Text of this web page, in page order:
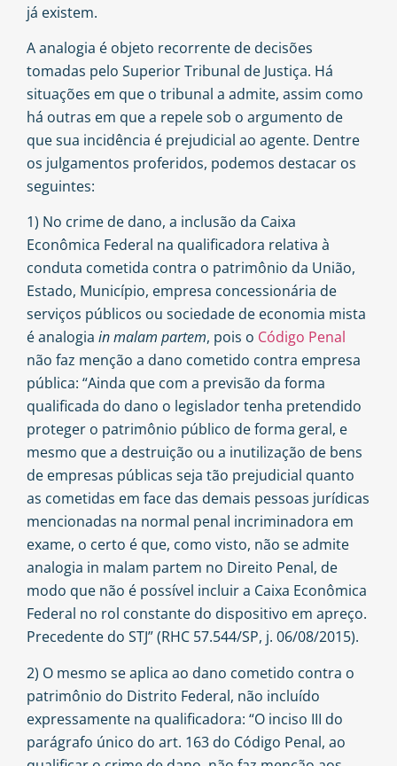
já existem.
A analogia é objeto recorrente de decisões
tomadas pelo Superior Tribunal de Justiça. Há
situações em que o tribunal a admite, assim como
há outras em que a repele sob o argumento de
que sua incidência é prejudicial ao agente. Dentre
os julgamentos proferidos, podemos destacar os
seguintes:
1) No crime de dano, a inclusão da Caixa
Econômica Federal na qualificadora relativa à
conduta cometida contra o patrimônio da União,
Estado, Município, empresa concessionária de
serviços públicos ou sociedade de economia mista
é analogia in malam partem, pois o Código Penal
não faz menção a dano cometido contra empresa
pública: “Ainda que com a previsão da forma
qualificada do dano o legislador tenha pretendido
proteger o patrimônio público de forma geral, e
mesmo que a destruição ou a inutilização de bens
de empresas públicas seja tão prejudicial quanto
as cometidas em face das demais pessoas jurídicas
mencionadas na normal penal incriminadora em
exame, o certo é que, como visto, não se admite
analogia in malam partem no Direito Penal, de
modo que não é possível incluir a Caixa Econômica
Federal no rol constante do dispositivo em apreço.
Precedente do STJ” (RHC 57.544/SP, j. 06/08/2015).
2) O mesmo se aplica ao dano cometido contra o
patrimônio do Distrito Federal, não incluído
expressamente na qualificadora: “O inciso III do
parágrafo único do art. 163 do Código Penal, ao